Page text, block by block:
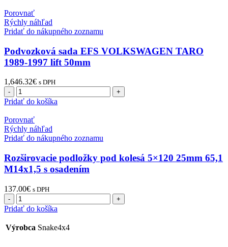
EFS
VOLKSWAGEN
TARO
1997
lift
50mm
Porovnať
Rýchly náhľad
Pridať do nákupného zoznamu
Podvozková sada EFS VOLKSWAGEN TARO
1989-1997 lift 50mm
1,646.32€ s DPH
množstvo
Podvozková
EFS
VOLKSWAGEN
TARO
1997
lift
50mm
Pridať do košíka
Porovnať
Rýchly náhľad
Pridať do nákupného zoznamu
Rozširovacie podložky pod kolesá 5×120 25mm 65,1
M14x1,5 s osadením
137.00€ s DPH
množstvo
Rozširovacie
pod
Pridať do košíka
Výrobca Snake4x4